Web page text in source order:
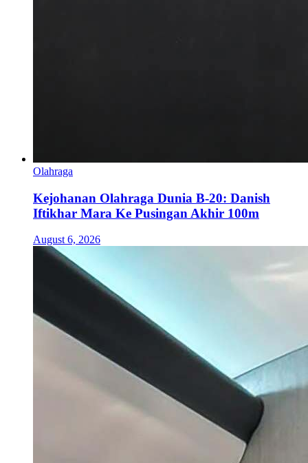
Olahraga
Kejohanan Olahraga Dunia B-20: Danish
Iftikhar Mara Ke Pusingan Akhir 100m
August 6, 2026